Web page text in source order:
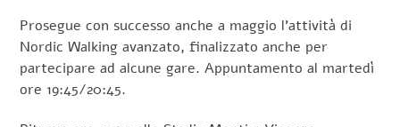
Prosegue con successo anche a maggio l’attività di
Nordic Walking avanzato, finalizzato anche per
partecipare ad alcune gare. Appuntamento al martedì
ore 19:45/20:45.